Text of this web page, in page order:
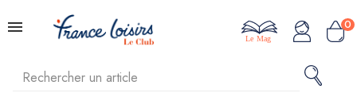
0
Le Mag